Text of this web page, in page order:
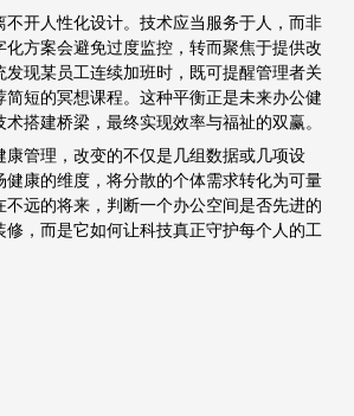
不开人性化设计。技术应当服务于人，而非
方案会避免过度监控，转而聚焦于提供改
发现某员工连续加班时，既可提醒管理者关
短的冥想课程。这种平衡正是未来办公健
搭建桥梁，最终实现效率与福祉的双赢。
康管理，改变的不仅是几组数据或几项设
健康的维度，将分散的个体需求转化为可量
远的将来，判断一个办公空间是否先进的
，而是它如何让科技真正守护每个人的工